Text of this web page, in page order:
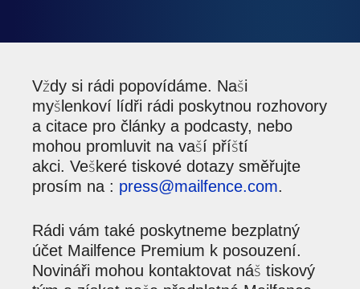
Vždy si rádi popovídáme. Naši
myšlenkoví lídři rádi poskytnou rozhovory
a citace pro články a podcasty, nebo
mohou promluvit na vaší příští
akci. Veškeré tiskové dotazy směřujte
prosím na : press@mailfence.com.
Rádi vám také poskytneme bezplatný
účet Mailfence Premium k posouzení.
Novináři mohou kontaktovat náš tiskový